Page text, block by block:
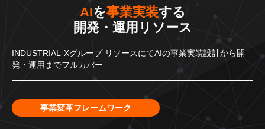
AIを事業実装する
開発・運用リソース
INDUSTRIAL-XグループリソースにてAIの事業実装設計から開
発・運用までフルカバー
事業変革フレームワーク